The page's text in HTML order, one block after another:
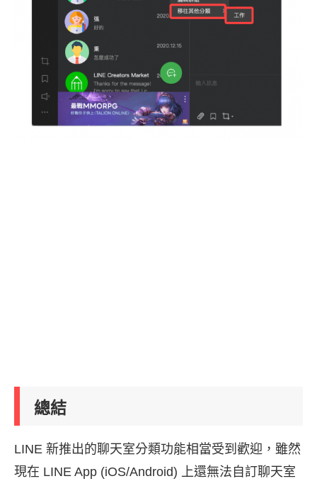
總結
LINE 新推出的聊天室分類功能相當受到歡迎，雖然
現在 LINE App (iOS/Android) 上還無法自訂聊天室